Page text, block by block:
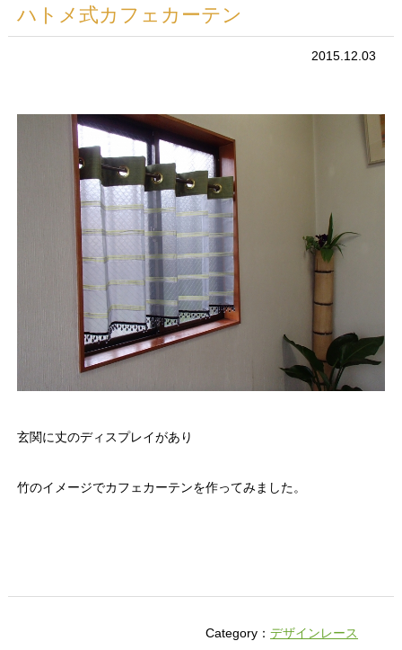
ハトメ式カフェカーテン
2015.12.03
玄関に丈のディスプレイがあり
竹のイメージでカフェカーテンを作ってみました。
Category：デザインレース